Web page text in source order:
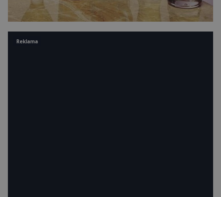
Reklama